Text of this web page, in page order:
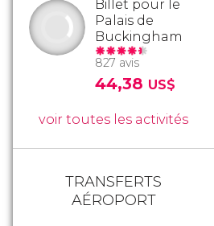
Billet pour le
Palais de
Buckingham
827 avis
44,38 US$
voir toutes les activités
TRANSFERTS
AÉROPORT